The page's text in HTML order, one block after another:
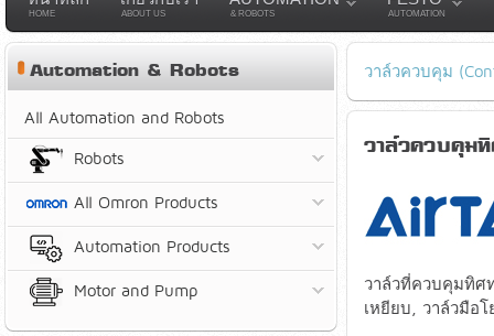
HOME ABOUT US & ROBOTS AUTOMATION
วาล์วควบคุม
วาล์วควบคุม
วาล์วที่ควบคุมทิศ
เหยียบ, วาล์วมือ
Automation & Robots
All Automation and Robots
Robots
All Omron Products
Automation Products
Motor and Pump